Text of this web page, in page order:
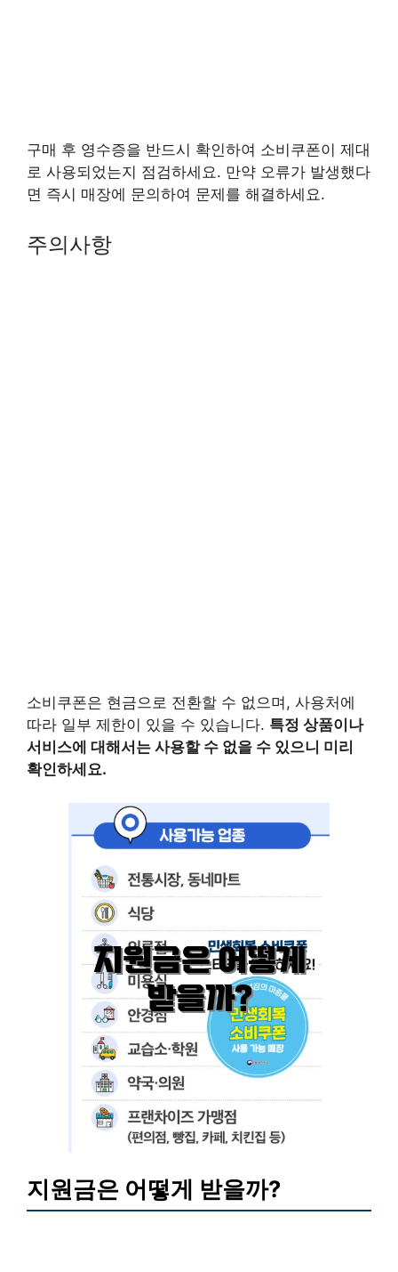
구매 후 영수증을 반드시 확인하여 소비쿠폰이 제대
로 사용되었는지 점검하세요. 만약 오류가 발생했다
면 즉시 매장에 문의하여 문제를 해결하세요.
주의사항
소비쿠폰은 현금으로 전환할 수 없으며, 사용처에
따라 일부 제한이 있을 수 있습니다. 특정 상품이나
서비스에 대해서는 사용할 수 없을 수 있으니 미리
확인하세요.
지원금은 어떻게 받을까?